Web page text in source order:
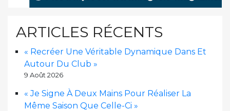
ARTICLES RÉCENTS
« Recréer Une Véritable Dynamique Dans Et
Autour Du Club »
9 Août 2026
« Je Signe À Deux Mains Pour Réaliser La
Même Saison Que Celle-Ci »